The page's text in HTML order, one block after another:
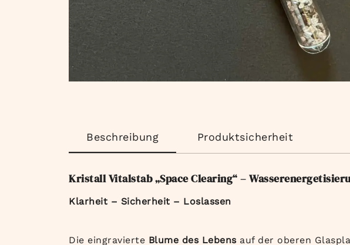
Beschreibung Produktsicherheit
Kristall Vitalstab „Space Clearing“ –
Klarheit – Sicherheit – Loslassen
Die eingravierte Blume des Lebensauf der oberen